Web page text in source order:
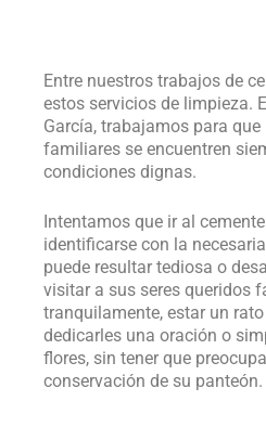
Entre nuestros trabajos de
estos servicios de limpieza.
García, trabajamos para
familiares se encuentren
condiciones dignas.
Intentamos que ir al
identificarse con la
puede resultar tediosa o
visitar a sus seres queridos
tranquilamente, estar un
dedicarles una oración o
flores, sin tener que
conservación de su panteón.